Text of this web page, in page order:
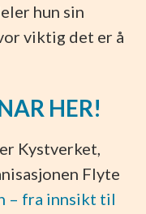
hun sin
viktig det er å
HER!
Kystverket,
Flyte
– fra innsikt til